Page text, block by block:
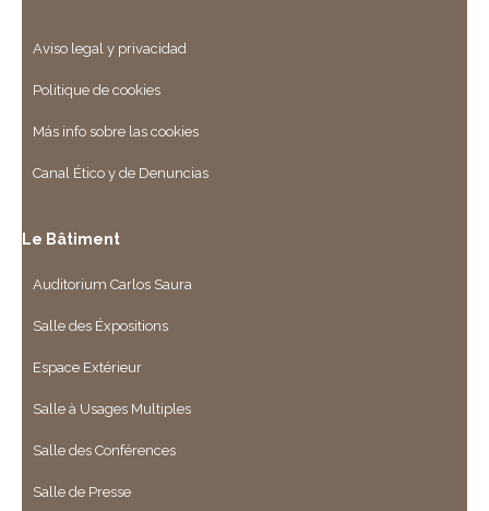
Aviso legal y privacidad
Politique de cookies
Más info sobre las cookies
Canal Ético y de Denuncias
Le Bâtiment
Auditorium Carlos Saura
Salle des Éxpositions
Espace Extérieur
Salle à Usages Multiples
Salle des Conférences
Salle de Presse